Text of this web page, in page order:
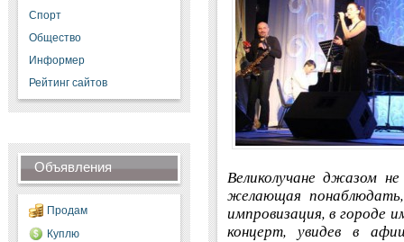
Спорт
Общество
Информер
Рейтинг сайтов
Объявления
Продам
Куплю
Великолучане джазом
желающая
импровизация, в городе
концерт, увидев в